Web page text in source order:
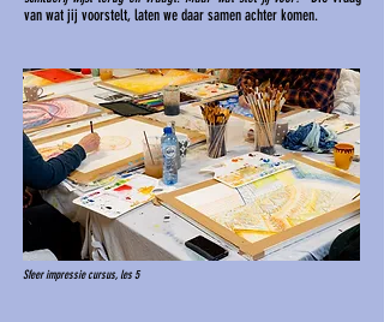
van wat jij voorstelt, laten we daar samen achter komen.
Sfeer impressie cursus, les 5